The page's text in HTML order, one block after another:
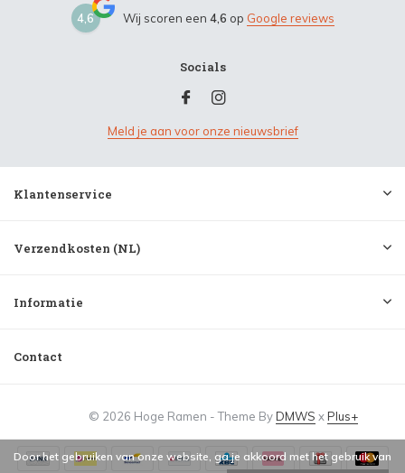
4,6 Wij scoren een 4,6 op Google reviews
Socials
Meld je aan voor onze nieuwsbrief
Klantenservice
Verzendkosten (NL)
Informatie
Contact
© 2026 Hoge Ramen - Theme ByDMWS xPlus+
Door het gebruiken van onze website, ga je akkoord met het gebruik van